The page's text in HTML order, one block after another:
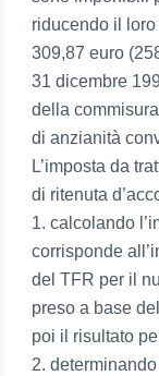
riducendo il
309,87 euro
31 dicembre
della
di anzianità
L’imposta da
di ritenuta
1. calcolando
corrisponde
del TFR per il
preso a base
poi il risultato
2.